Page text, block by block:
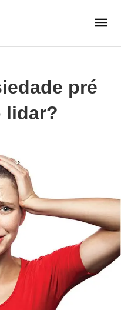
pré
lidar?